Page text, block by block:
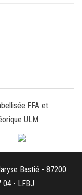
FFA et
ULM
Bastié - 87200
04 - LFBJ